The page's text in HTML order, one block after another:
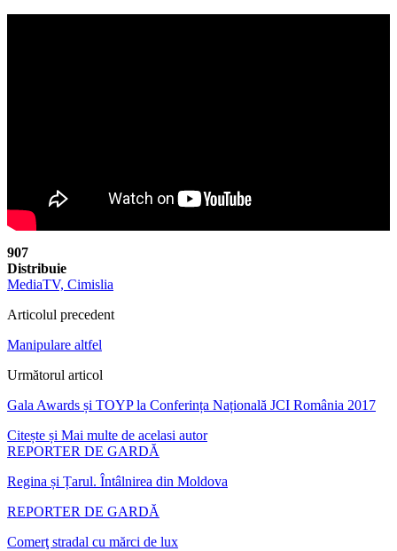
907
Distribuie
MediaTV, Cimislia
Articolul precedent
Manipulare altfel
Următorul articol
Gala Awards și TOYP la Conferința Națională JCI România 2017
Citește și Mai multe de acelasi autor
REPORTER DE GARDĂ
Regina și Țarul. Întâlnirea din Moldova
REPORTER DE GARDĂ
Comerţ stradal cu mărci de lux